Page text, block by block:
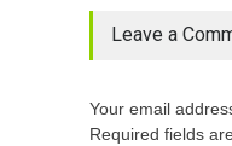
Leave a
Your email
Required fields